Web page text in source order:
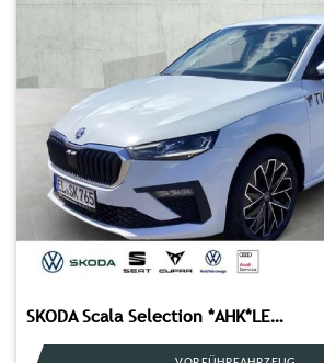
SKODA Scala Selection *AHK*LED*DSG*NAVI*